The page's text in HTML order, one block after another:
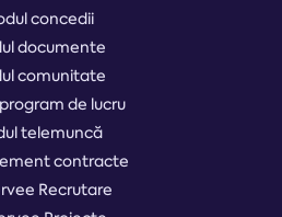
concedii
documente
comunitate
de lucru
telemuncă
contracte
Recrutare